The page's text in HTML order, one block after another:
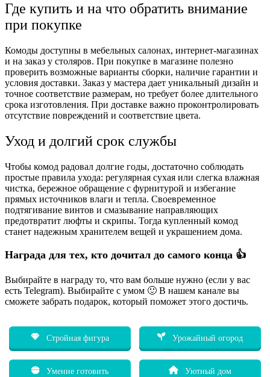
Где купить и на что обратить внимание
при покупке
Комоды доступны в мебельных салонах, интернет-магазинах
и на заказ у столяров. При покупке в магазине полезно
проверить возможные варианты сборки, наличие гарантии и
условия доставки. Заказ у мастера дает уникальный дизайн и
точное соответствие размерам, но требует более длительного
срока изготовления. При доставке важно проконтролировать
отсутствие повреждений и соответствие цвета.
Уход и долгий срок службы
Чтобы комод радовал долгие годы, достаточно соблюдать
простые правила ухода: регулярная сухая или слегка влажная
чистка, бережное обращение с фурнитурой и избегание
прямых источников влаги и тепла. Своевременное
подтягивание винтов и смазывание направляющих
предотвратит люфты и скрипы. Тогда купленный комод
станет надежным хранителем вещей и украшением дома.
Награда для тех, кто дочитал до самого конца 👍
Выбирайте в награду то, что вам больше нужно (если у вас
есть Telegram). Выбирайте с умом 🙂 В нашем канале вы
сможете забрать подарок, который поможет этого достичь.
Стройная фигура Урожайный огород
Умение готовить Уютный дом